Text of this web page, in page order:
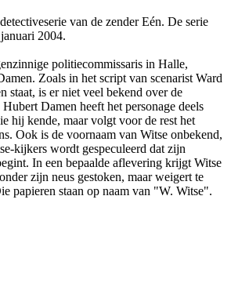
van de zender Eén. De serie
2004.
politiecommissaris in Halle,
Zoals in het script van scenarist Ward
staat, is er niet veel bekend over de
Damen heeft het personage deels
hij kende, maar volgt voor de rest het
Ook is de voornaam van Witse onbekend,
kijkers wordt gespeculeerd dat zijn
In een bepaalde aflevering krijgt Witse
zijn neus gestoken, maar weigert te
papieren staan op naam van "W. Witse".